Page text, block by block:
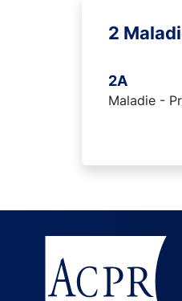
2
2A
Maladie -